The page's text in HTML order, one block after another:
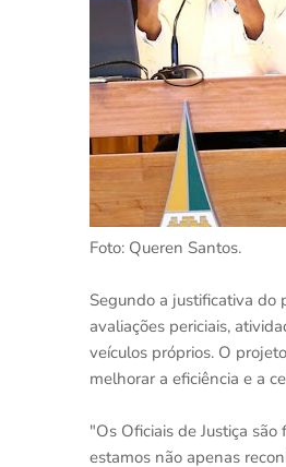
Foto: Queren Santos.
Segundo a justificativa do
avaliações periciais,
veículos próprios. O
melhorar a eficiência e a
"Os Oficiais de Justiça
estamos não apenas